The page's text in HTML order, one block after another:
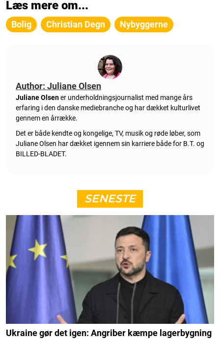
Læs mere om...
Bolig Christian Degn Nybyggerne
Author: Juliane Olsen
Juliane Olsener underholdningsjournalist med mange års
erfaring i den danske mediebranche og har dækket kulturlivet
gennem en årrække.
Det er både kendte og kongelige, TV, musik og røde løber, som
Juliane Olsen har dækket igennem sin karriere både for B.T. og
BILLED-BLADET.
SENESTE
Ukraine gør det igen: Angriber kæmpe lagerbygning